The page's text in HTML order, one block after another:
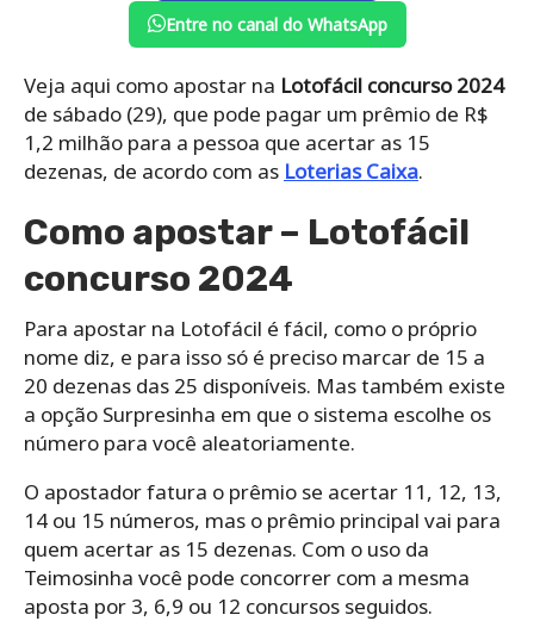
Entre no canal do WhatsApp
Veja aqui como apostar na Lotofácil concurso 2024
de sábado (29), que pode pagar um prêmio de R$
1,2 milhão para a pessoa que acertar as 15
dezenas, de acordo com as Loterias Caixa.
Como apostar – Lotofácil
concurso 2024
Para apostar na Lotofácil é fácil, como o próprio
nome diz, e para isso só é preciso marcar de 15 a
20 dezenas das 25 disponíveis. Mas também existe
a opção Surpresinha em que o sistema escolhe os
número para você aleatoriamente.
O apostador fatura o prêmio se acertar 11, 12, 13,
14 ou 15 números, mas o prêmio principal vai para
quem acertar as 15 dezenas. Com o uso da
Teimosinha você pode concorrer com a mesma
aposta por 3, 6,9 ou 12 concursos seguidos.